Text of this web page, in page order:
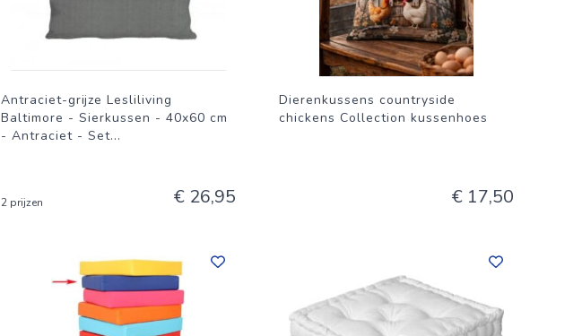
Antraciet-grijze Lesliliving
Baltimore - Sierkussen - 40x60 cm
- Antraciet - Set...
2 prijzen € 26,95
Dierenkussens countryside
chickens Collection kussenhoes
€ 17,50